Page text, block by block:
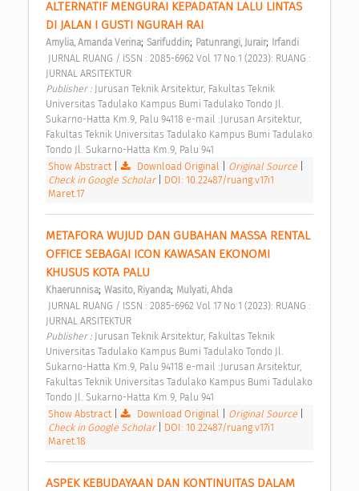
ALTERNATIF MENGURAI KEPADATAN LALU LINTAS
DI JALAN I GUSTI NGURAH RAI
Amylia, Amanda Verina; Sarifuddin; Patunrangi, Jurair; Irfandi
JURNAL ARSITEKTUR
Publisher : Jurusan Teknik Arsitektur, Fakultas Teknik
Universitas Tadulako Kampus Bumi Tadulako Tondo Jl.
Sukarno-Hatta Km.9, Palu 94118 e-mail :Jurusan Arsitektur,
Fakultas Teknik Universitas Tadulako Kampus Bumi Tadulako
Tondo Jl. Sukarno-Hatta Km.9, Palu 941
Show Abstract
Download Original Original Source
Check in Google Scholar
DOI: 10.22487/ruang.v17i1
Maret.17
METAFORA WUJUD DAN GUBAHAN MASSA RENTAL
OFFICE SEBAGAI ICON KAWASAN EKONOMI
KHUSUS KOTA PALU
Khaerunnisa; Wasito, Riyanda; Mulyati, Ahda
JURNAL ARSITEKTUR
Publisher : Jurusan Teknik Arsitektur, Fakultas Teknik
Universitas Tadulako Kampus Bumi Tadulako Tondo Jl.
Sukarno-Hatta Km.9, Palu 94118 e-mail :Jurusan Arsitektur,
Fakultas Teknik Universitas Tadulako Kampus Bumi Tadulako
Tondo Jl. Sukarno-Hatta Km.9, Palu 941
Show Abstract
Download Original Original Source
Check in Google Scholar
DOI: 10.22487/ruang.v17i1
Maret.18
ASPEK KEBUDAYAAN DAN KONTINUITAS DALAM